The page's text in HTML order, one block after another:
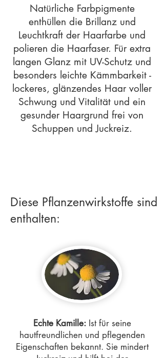
Natürliche Farbpigmente
enthüllen die Brillanz und
Leuchtkraft der Haarfarbe und
polieren die Haarfaser. Für extra
langen Glanz mit UV-Schutz und
besonders leichte Kämmbarkeit -
lockeres, glänzendes Haar voller
Schwung und Vitalität und ein
gesunder Haargrund frei von
Schuppen und Juckreiz.
Diese Pflanzenwirkstoffe sind
enthalten:
Echte Kamille:Ist für seine
hautfreundlichen und pflegenden
Eigenschaften bekannt. Sie mindert